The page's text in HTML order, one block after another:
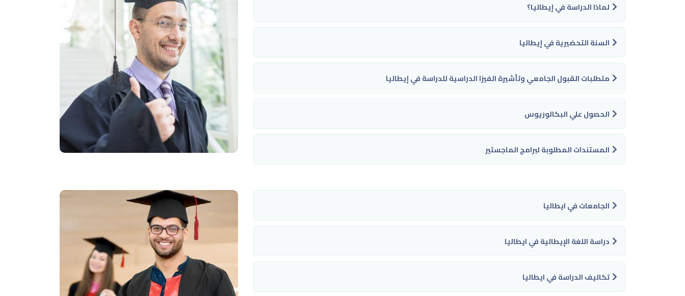
لماذا الدراسة في إيطاليا؟
السنة التحضيرية في إيطاليا
متطلبات القبول الجامعي وتأشيرة الفيزا الدراسية للدراسة في إيطاليا
الحصول علي البكالوريوس
المستندات المطلوبة لبرامج الماجستير
الجامعات في ايطاليا
دراسة اللغة الإيطالية في ايطاليا
تكاليف الدراسة في ايطاليا